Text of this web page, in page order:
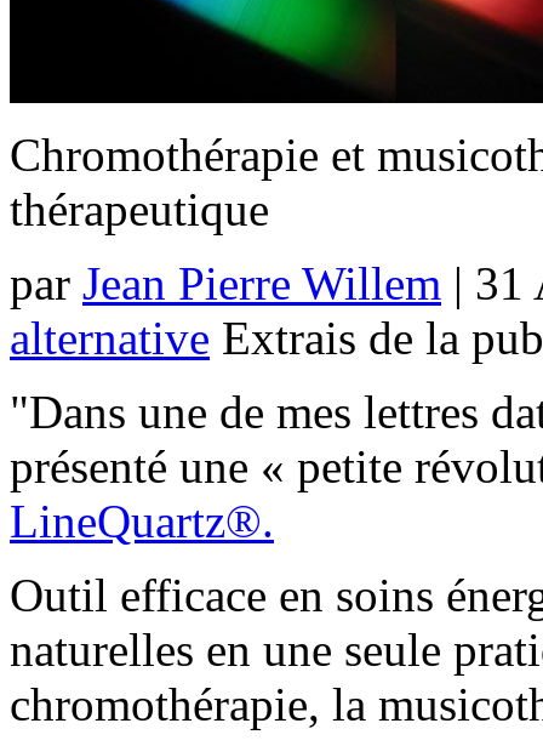
Chromothérapie et
thérapeutique
par Jean Pierre Willem | 31
alternative Extrais de la
"Dans une de mes lettres
présenté une « petite
LineQuartz®.
Outil efficace en soins
naturelles en une seule
chromothérapie, la